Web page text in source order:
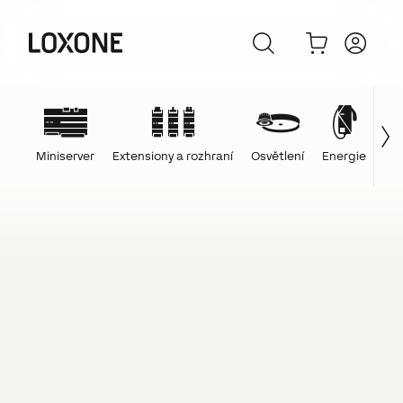
Miniserver Extensiony a rozhraní Osvětlení Energie